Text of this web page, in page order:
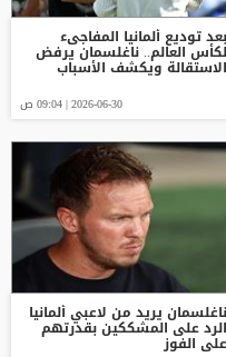
بعد توديع ألمانيا المفاجىء
لكأس العالم.. ناغلسمان يرفض
الاستقالة ويكشف الأسباب
2026-06-30 | 09:04 ص
ناغلسمان يريد من لاعبي ألمانيا
الرد على المشككين بقدرتهم
على الفوز